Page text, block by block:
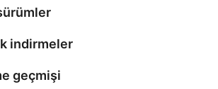
indirmeler
geçmişi